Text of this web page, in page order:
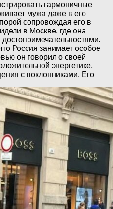
гармоничные
мужа даже в его
сопровождая его в
в Москве, где она
Россия занимает особое
он говорил о своей
энергетике,
с поклонниками. Его